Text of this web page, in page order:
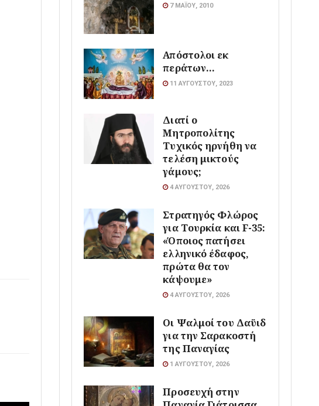
7 ΜΑΪ́ΟΥ, 2010
Απόστολοι εκ
περάτων…
11 ΑΥΓΟΎΣΤΟΥ, 2023
Διατί ο
Μητροπολίτης
Τυχικός ηρνήθη να
τελέση μικτούς
γάμους;
4 ΑΥΓΟΎΣΤΟΥ, 2026
Στρατηγός Φλώρος
για Τουρκία και F-35:
«Όποιος πατήσει
ελληνικό έδαφος,
πρώτα θα τον
κάψουμε»
4 ΑΥΓΟΎΣΤΟΥ, 2026
Οι Ψαλμοί του Δαϋιδ
για την Σαρακοστή
της Παναγίας
1 ΑΥΓΟΎΣΤΟΥ, 2026
Προσευχή στην